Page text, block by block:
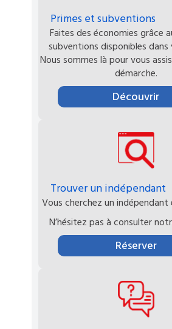
Primes et subventions
Faites des économies grâce
subventions disponibles
Nous sommes là pour vous
démarche.
Découvrir
Trouver un indépendant
Vous cherchez un indépendant
N’hésitez pas à consulter
Réserver